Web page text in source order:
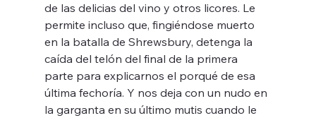
de las delicias del vino y otros licores. Le
permite incluso que, fingiéndose muerto
en la batalla de Shrewsbury, detenga la
caída del telón del final de la primera
parte para explicarnos el porqué de esa
última fechoría. Y nos deja con un nudo en
la garganta en su último mutis cuando le